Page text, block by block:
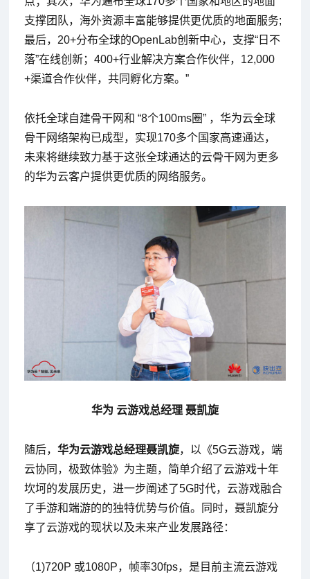
支撑团队，海外资源丰富能够提供更优质的地面服务;
最后，20+分布全球的OpenLab创新中心，支撑“日不
落”在线创新；400+行业解决方案合作伙伴，12,000
+渠道合作伙伴，共同孵化方案。”
依托全球自建骨干网和 “8个100ms圈” ，华为云全球
骨干网络架构已成型，实现170多个国家高速通达，
未来将继续致力基于这张全球通达的云骨干网为更多
的华为云客户提供更优质的网络服务。
华为 云游戏总经理 聂凯旋
随后， 华为云游戏总经理聂凯旋，以《5G云游戏，端
云协同，极致体验》为主题，简单介绍了云游戏十年
坎坷的发展历史，进一步阐述了5G时代，云游戏融合
了手游和端游的的独特优势与价值。同时，聂凯旋分
享了云游戏的现状以及未来产业发展路径：
（1)720P 或1080P，帧率30fps，是目前主流云游戏